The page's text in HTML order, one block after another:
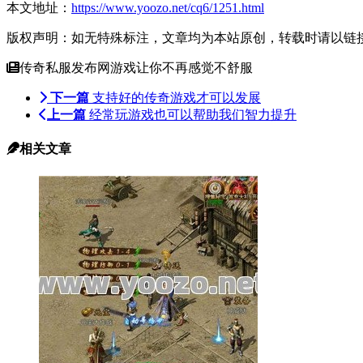
本文地址： https://www.yoozo.net/cq6/1251.html
版权声明：如无特殊标注，文章均为本站原创，转载时请以链
传奇私服发布网游戏让你不再感觉不舒服
下一篇 支持好的传奇游戏才可以发展
上一篇 经常玩游戏也可以帮助我们智力提升
相关文章